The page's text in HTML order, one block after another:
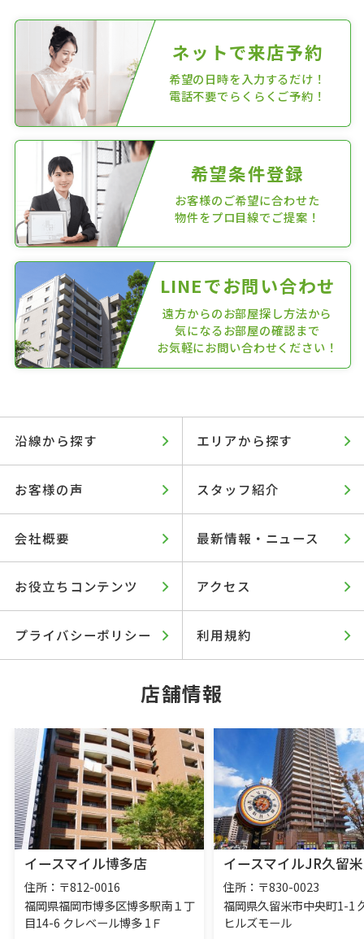
ネットで来店予約
希望の日時を入力するだけ！
電話不要でらくらくご予約！
希望条件登録
お客様のご希望に合わせた
物件をプロ目線でご提案！
LINEでお問い合わせ
遠方からのお部屋探し方法から
気になるお部屋の確認まで
お気軽にお問い合わせください！
沿線から探す エリアから探す
お客様の声 スタッフ紹介
会社概要 最新情報・ニュース
お役立ちコンテンツ アクセス
プライバシーポリシー 利用規約
店舗情報
イースマイル博多店
住所：〒812-0016
福岡県福岡市博多区博多駅南１丁
目14-6 クレベール博多 1Ｆ
イースマイルJR久留
住所：〒830-0023
福岡県久留米市中央町1-1
ヒルズモール